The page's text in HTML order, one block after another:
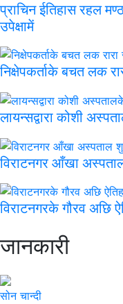
प्राचिन ईतिहास रहल
उपेक्षामें
निक्षेपकर्ताके बचत लक
लायन्सद्वारा कोशी
विराटनगर आँखा
विराटनगरके गौरव अछि
जानकारी
सोन चान्दी